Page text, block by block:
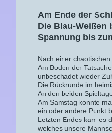
Am Ende der
Die Blau-Weißen
Spannung bis
Nach einer
Am Boden der
unbeschadet wieder
Die Rückrunde im
An den beiden
Am Samstag konnte
ein oder andere Punkt
Letzten Endes kam es
welches unsere